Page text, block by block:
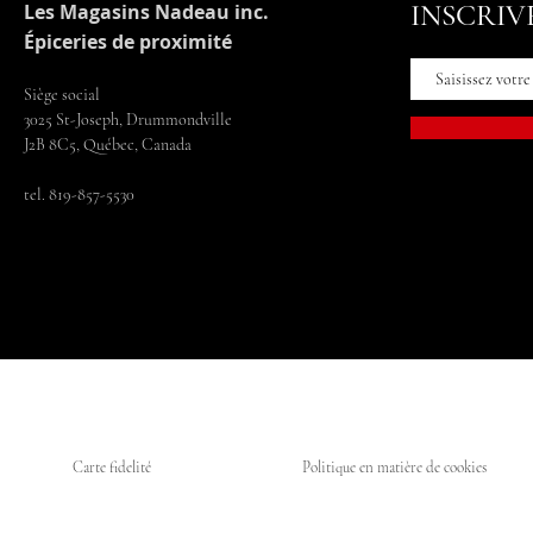
Les Magasins Nadeau inc.
Épiceries de proximité
Siège social
3025 St-Joseph, Drummondville
J2B 8C5, Québec, Canada
tel. 819-857-5530
Carte fidelité Politique en matière de cookies